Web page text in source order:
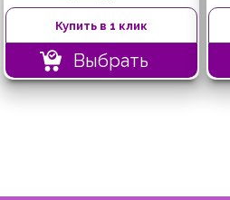
Купить в 1 клик
Выбрать